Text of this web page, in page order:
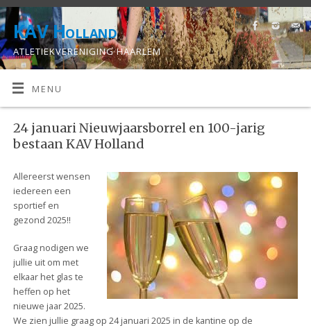
KAV Holland
ATLETIEKVERENIGING HAARLEM
MENU
24 januari Nieuwjaarsborrel en 100-jarig
bestaan KAV Holland
Allereerst wensen
iedereen een
sportief en
gezond 2025!!
Graag nodigen we
jullie uit om met
elkaar het glas te
heffen op het
nieuwe jaar 2025.
We zien jullie graag op 24 januari 2025 in de kantine op de